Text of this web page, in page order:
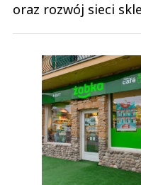
oraz rozwój sieci